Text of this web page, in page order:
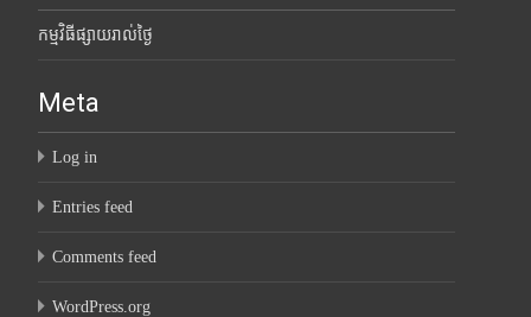
កម្មវិធីផ្សាយរាល់ថ្ងៃ
Meta
Log in
Entries feed
Comments feed
WordPress.org